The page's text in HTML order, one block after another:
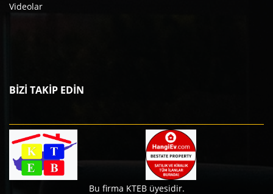
Videolar
BİZİ TAKİP EDİN
Bu firma KTEB üyesidir.